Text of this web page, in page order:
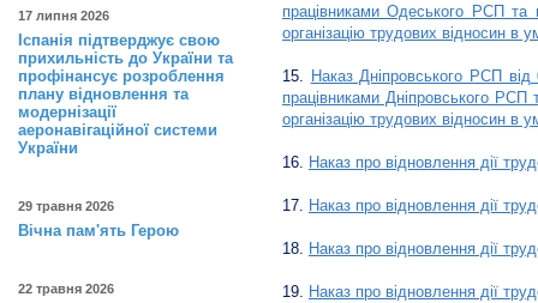
17 липня 2026
Іспанія підтверджує свою
прихильність до України та
профінансує розроблення
плану відновлення та
модернізації
аеронавігаційної системи
України
29 травня 2026
Вічна пам'ять Герою
22 травня 2026
працівниками Одеського РСП та
організацію трудових відносин в
15. Наказ Дніпровського РСП
працівниками Дніпровського
організацію трудових відносин в
16. Наказ про відновлення дії
17. Наказ про відновлення дії
18. Наказ про відновлення дії
19. Наказ про відновлення дії